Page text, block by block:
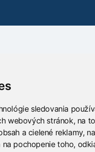
sledovania
webových stránok, na
a cielené reklamy,
pochopenie toho,
Sledujte nás